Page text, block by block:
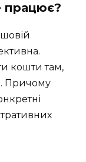
працює?
кошти там,
Причому